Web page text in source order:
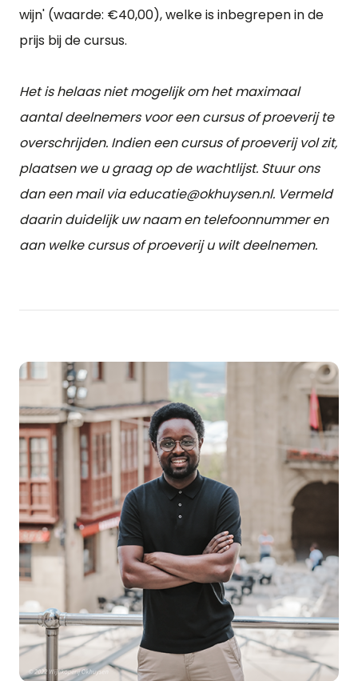
wijn' (waarde: €40,00), welke is inbegrepen in de
prijs bij de cursus.
Het is helaas niet mogelijk om het maximaal
aantal deelnemers voor een cursus of proeverij te
overschrijden. Indien een cursus of proeverij vol zit,
plaatsen we u graag op de wachtlijst. Stuur ons
dan een mail via educatie@okhuysen.nl. Vermeld
daarin duidelijk uw naam en telefoonnummer en
aan welke cursus of proeverij u wilt deelnemen.